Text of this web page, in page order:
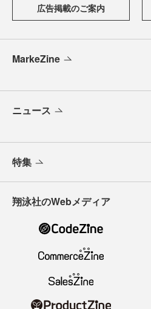
広告掲載のご案内
MarkeZine
ニュース
特集
翔泳社のWebメディア